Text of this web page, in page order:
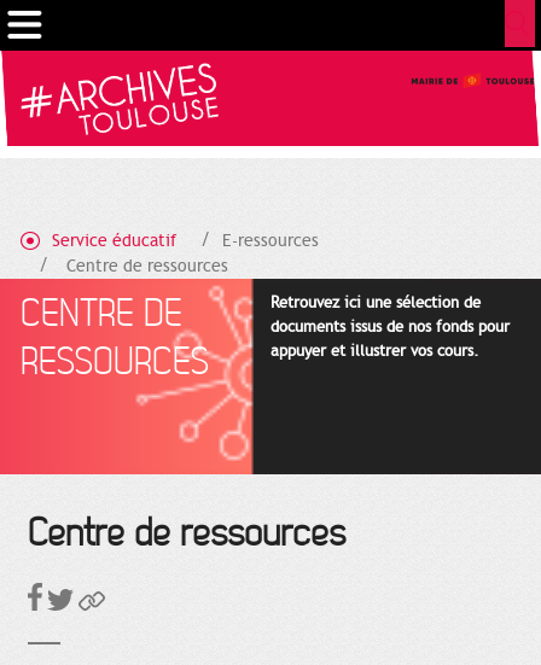
Service éducatif
E-ressources
Centre de ressources
CENTRE DE
RESSOURCES
Retrouvez ici une sélection de
documents issus de nos fonds pour
appuyer et illustrer vos cours.
Centre de ressources
Cookies management panel